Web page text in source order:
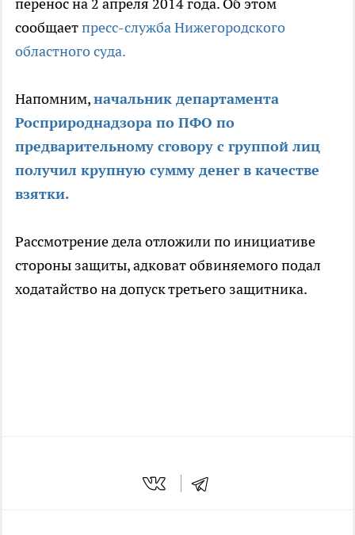
перенос на 2 апреля 2014 года. Об этом
сообщаетпресс-служба Нижегородского
областного суда.
Напомним,начальник департамента
Росприроднадзора по ПФО по
предварительному сговору с группой лиц
получил крупную сумму денег в качестве
взятки.
Рассмотрение дела отложили по инициативе
стороны защиты, адковат обвиняемого подал
ходатайство на допуск третьего защитника.